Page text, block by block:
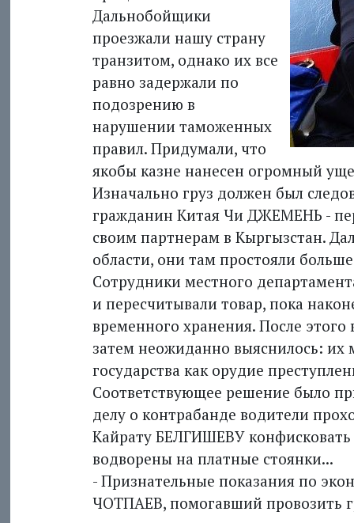
Дальнобойщики
проезжали нашу страну
транзитом, однако их все
равно задержали по
подозрению в
нарушении таможенных
правил. Придумали, что
якобы казне нанесен огромный
Изначально груз должен был
гражданин Китая Чи ДЖЕМЕНЬ -
своим партнерам в Кыргызстан.
области, они там простояли
Сотрудники местного
и пересчитывали товар, пока
временного хранения. После
затем неожиданно выяснилось:
государства как орудие
Соответствующее решение было
делу о контрабанде водители
Кайрату БЕЛГИШЕВУ
водворены на платные стоянки...
- Признательные показания по
ЧОТПАЕВ, помогавший провозить